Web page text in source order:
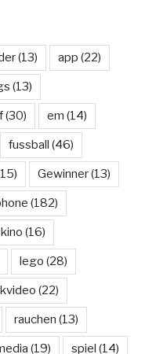
(13) app (22)
(13)
(30) em (14)
fussball (46)
Gewinner(13)
(182)
kino (16)
lego (28)
(22)
rauchen (13)
(19) spiel (14)